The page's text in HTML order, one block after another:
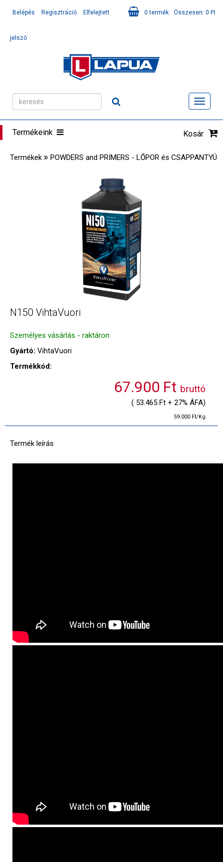
Összesen: 0 Ft
0 termék
Belépés Regisztráció Elfelejtett
jelszó
Termékeink Kosár
Termékek POWDERS and PRIMERS - LŐPOR és CSAPPANTYÚ
N150 VihtaVuori
Személyes vásárlás - raktáron
Gyártó: VihtaVuori
Termékkód:
67.900 Ft bruttó
( 53.465 Ft + 27% ÁFA)
59.000 Ft/Kg
Termék leírás